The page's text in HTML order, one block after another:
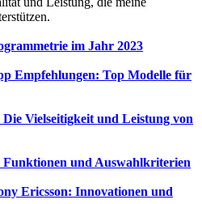
im Jahr 2023
Empfehlungen: Top Modelle für
Vielseitigkeit und Leistung von
Funktionen und Auswahlkriterien
Ericsson: Innovationen und